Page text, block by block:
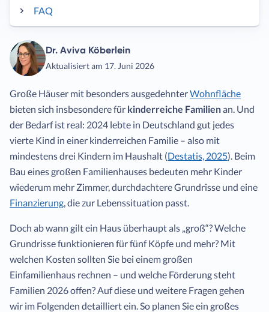
FAQ
Dr. Aviva Köberlein
Aktualisiert am 17. Juni 2026
Große Häuser mit besonders ausgedehnterWohnfläche
bieten sich insbesondere für kinderreiche Familienan. Und
der Bedarf ist real: 2024 lebte in Deutschland gut jedes
vierte Kind in einer kinderreichen Familie – also mit
mindestens drei Kindern im Haushalt (Destatis, 2025). Beim
Bau eines großen Familienhauses bedeuten mehr Kinder
wiederum mehr Zimmer, durchdachtere Grundrisse und eine
Finanzierung, die zur Lebenssituation passt.
Doch ab wann gilt ein Haus überhaupt als „groß“? Welche
Grundrisse funktionieren für fünf Köpfe und mehr? Mit
welchen Kosten sollten Sie bei einem großen
Einfamilienhaus rechnen – und welche Förderung steht
Familien 2026 offen? Auf diese und weitere Fragen gehen
wir im Folgenden detailliert ein. So planen Sie ein großes